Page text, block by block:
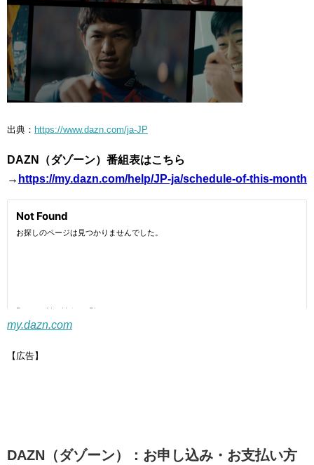
出典： https://www.dazn.com/ja-JP
DAZN（ダゾーン）番組表はこちら
→ https://my.dazn.com/help/JP-ja/schedule-of-this-month
my.dazn.com
【広告】
DAZN（ダゾーン）：お申し込み・お支払い方